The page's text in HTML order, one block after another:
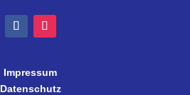
Impressum
Datenschutz